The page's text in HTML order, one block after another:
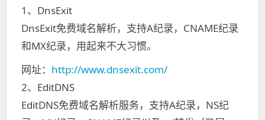
1、DnsExit
DnsExit免费域名解析，支持A纪录，CNAME纪录
和MX纪录，用起来不大习惯。
网址： http://www.dnsexit.com/
2、EditDNS
EditDNS免费域名解析服务，支持A纪录，NS纪